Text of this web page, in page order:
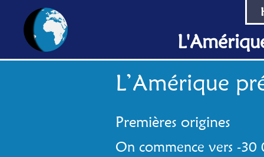
L’Amérique
Premières origines
On commence vers -30